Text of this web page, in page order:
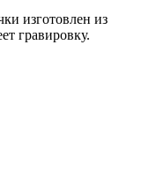
изготовлен из
гравировку.